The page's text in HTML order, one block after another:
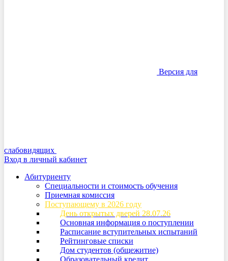
Версия для
слабовидящих
Вход в личный кабинет
Абитуриенту
Специальности и стоимость обучения
Приемная комиссия
Поступающему в 2026 году
День открытых дверей 28.07.26
Основная информация о поступлении
Расписание вступительных испытаний
Рейтинговые списки
Дом студентов (общежитие)
Образовательный кредит